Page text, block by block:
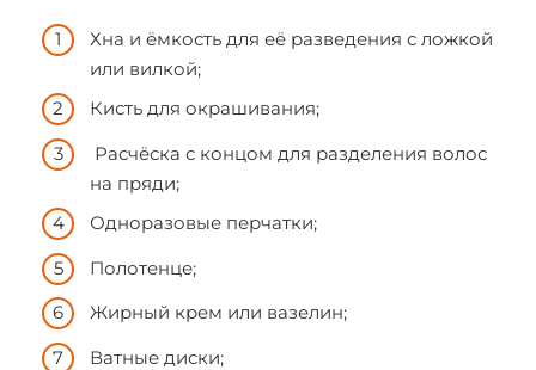
Хна и ёмкость для её разведения с ложкой
или вилкой;
Кисть для окрашивания;
Расчёска с концом для разделения волос
на пряди;
Одноразовые перчатки;
Полотенце;
Жирный крем или вазелин;
Ватные диски;